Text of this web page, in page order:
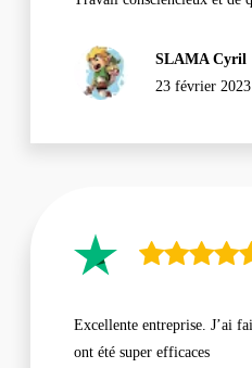
SLAMA Cyril
23 février 2023
Excellente entreprise. J’ai
ont été super efficaces